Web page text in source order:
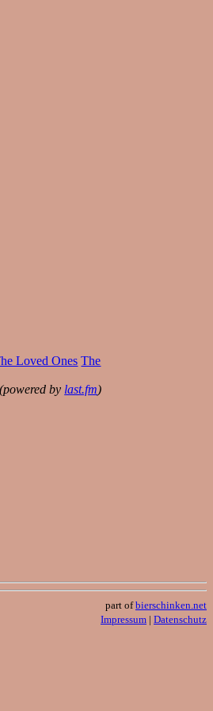
Loved Ones The
(powered by last.fm)
part ofbierschinken.net
Impressum | Datenschutz